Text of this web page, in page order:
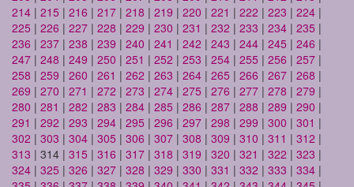
214 | 215 | 216 | 217 | 218 | 219 | 220 | 221 | 222 | 223 | 224 |
225 | 226 | 227 | 228 | 229 | 230 | 231 | 232 | 233 | 234 | 235 |
236 | 237 | 238 | 239 | 240 | 241 | 242 | 243 | 244 | 245 | 246 |
247 | 248 | 249 | 250 | 251 | 252 | 253 | 254 | 255 | 256 | 257 |
258 | 259 | 260 | 261 | 262 | 263 | 264 | 265 | 266 | 267 | 268 |
269 | 270 | 271 | 272 | 273 | 274 | 275 | 276 | 277 | 278 | 279 |
280 | 281 | 282 | 283 | 284 | 285 | 286 | 287 | 288 | 289 | 290 |
291 | 292 | 293 | 294 | 295 | 296 | 297 | 298 | 299 | 300 | 301 |
302 | 303 | 304 | 305 | 306 | 307 | 308 | 309 | 310 | 311 | 312 |
313 | 314 | 315 | 316 | 317 | 318 | 319 | 320 | 321 | 322 | 323 |
324 | 325 | 326 | 327 | 328 | 329 | 330 | 331 | 332 | 333 | 334 |